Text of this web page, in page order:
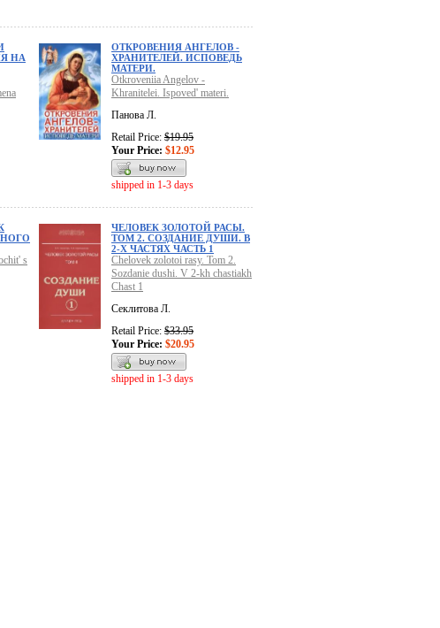
НА
ОТКРОВЕНИЯ АНГЕЛОВ -
ХРАНИТЕЛЕЙ. ИСПОВЕДЬ
МАТЕРИ.
Otkroveniia Angelov -
Khranitelei. Ispoved' materi.
Панова Л.
Retail Price: $19.95
Your Price: $12.95
shipped in 1-3 days
s
ЧЕЛОВЕК ЗОЛОТОЙ РАСЫ.
ТОМ 2. СОЗДАНИЕ ДУШИ. В
2-Х ЧАСТЯХ ЧАСТЬ 1
Chelovek zolotoi rasy. Tom 2.
Sozdanie dushi. V 2-kh chastiakh
Chast 1
Секлитова Л.
Retail Price: $33.95
Your Price: $20.95
shipped in 1-3 days